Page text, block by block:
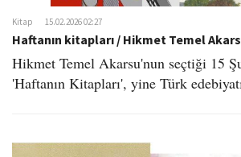
Kitap 15.02.2026 02:27
Haftanın kitapları / Hikmet Temel
Hikmet Temel Akarsu'nun seçtiği 15
'Haftanın Kitapları', yine Türk